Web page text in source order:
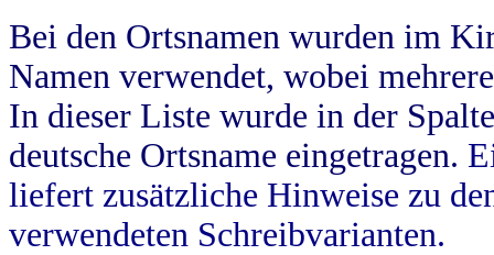
Bei den Ortsnamen wurden im
Namen verwendet, wobei
In dieser Liste wurde in der
deutsche Ortsname eingetragen.
liefert zusätzliche Hinweise zu
verwendeten Schreibvarianten.